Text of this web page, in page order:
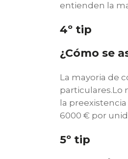
entienden la
4º tip
¿Cómo se
La mayoria de
particulares.Lo
la
6000 € por
5º tip